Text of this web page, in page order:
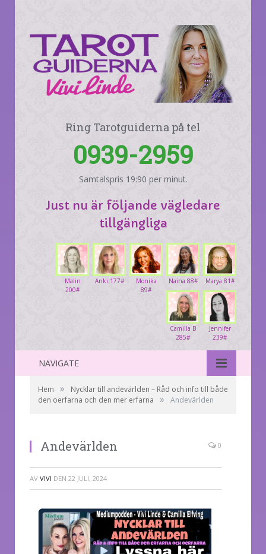
Ring Tarotguiderna på tel
0939-2959
Samtalspris 19:90 per minut.
Just nu är följande vägledare
tillgängliga
Marya 81#
Naina 88#
Monika
89#
Anki 177#
Malin
200#
Jennifer
239#
Camilla B
285#
NAVIGATE
Hem »
Nycklar till andevärlden – Råd och info till både
den oerfarna och den mer erfarna
» Andevärlden
Andevärlden 0
AV VIVI DEN 22 JULI, 2024